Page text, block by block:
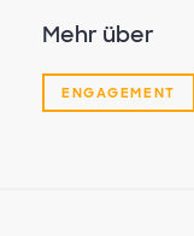
Mehr über
ENGAGEMENT